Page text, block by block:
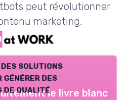
peut révolutionner
marketing.
oublié !
solutions
générer des
de qualitéle livre blanc